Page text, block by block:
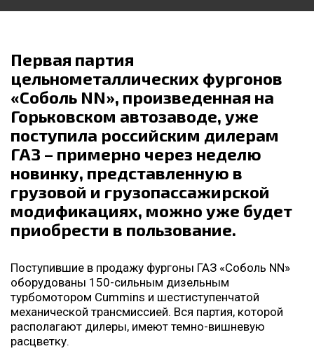
Первая партия
цельнометаллических фургонов
«Соболь NN», произведенная на
Горьковском автозаводе, уже
поступила российским дилерам
ГАЗ – примерно через неделю
новинку, представленную в
грузовой и грузопассажирской
модификациях, можно уже будет
приобрести в пользование.
Поступившие в продажу фургоны ГАЗ «Соболь NN»
оборудованы 150-сильным дизельным
турбомотором Cummins и шестиступенчатой
механической трансмиссией. Вся партия, которой
располагают дилеры, имеют темно-вишневую
расцветку.